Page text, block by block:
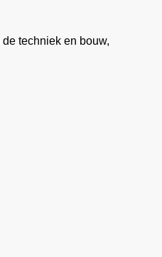
techniek en bouw,